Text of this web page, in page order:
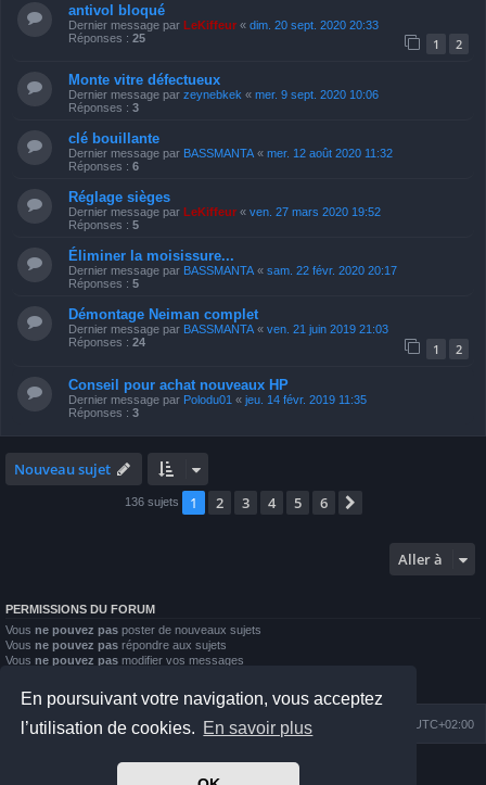
En poursuivant votre navigation, vous acceptez
l’utilisation de cookies. En savoir plus
antivol bloqué
Dernier message par LeKiffeur « dim. 20 sept. 2020 20:33
Réponses : 25 1 2
Monte vitre défectueux
Dernier message par zeynebkek « mer. 9 sept. 2020 10:06
Réponses : 3
clé bouillante
Dernier message par BASSMANTA « mer. 12 août 2020 11:32
Réponses : 6
Réglage sièges
Dernier message par LeKiffeur « ven. 27 mars 2020 19:52
Réponses : 5
Éliminer la moisissure...
Dernier message par BASSMANTA « sam. 22 févr. 2020 20:17
Réponses : 5
Démontage Neiman complet
Dernier message par BASSMANTA « ven. 21 juin 2019 21:03
Réponses : 24 1 2
Conseil pour achat nouveaux HP
Dernier message par Polodu01 « jeu. 14 févr. 2019 11:35
Réponses : 3
Nouveau sujet
136 sujets 1 2 3 4 5 6
Aller à
PERMISSIONS DU FORUM
Vous ne pouvez pas poster de nouveaux sujets
Vous ne pouvez pas répondre aux sujets
Vous ne pouvez pas modifier vos messages
Vous
ne pouvez pas joindre des fichiers
Index du forum UTC+02:00
Nous contacter
Développé parphpBB® Forum Software © phpBB Limited